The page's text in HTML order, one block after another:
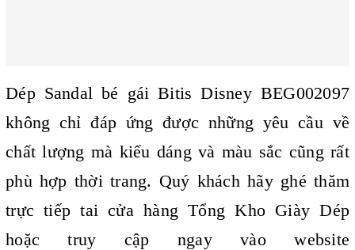
Dép Sandal bé gái Bitis Disney BEG002097
không chỉ đáp ứng được những yêu cầu về
chất lượng mà kiểu dáng và màu sắc cũng rất
phù hợp thời trang. Quý khách hãy ghé thăm
trực tiếp tai cửa hàng Tổng Kho Giày Dép
hoặc truy cập ngay vào website